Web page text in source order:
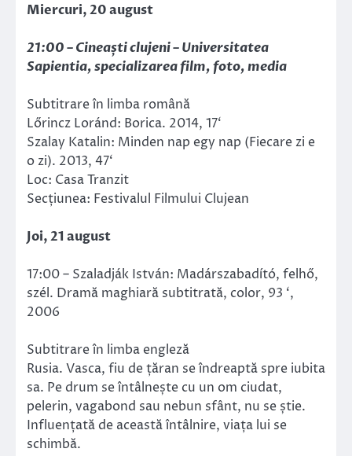
Miercuri, 20 august
21:00 – Cineaști clujeni – Universitatea
Sapientia, specializarea film, foto, media
Subtitrare în limba română
Lőrincz Loránd: Borica. 2014, 17‘
Szalay Katalin: Minden nap egy nap (Fiecare zi e
o zi). 2013, 47‘
Loc: Casa Tranzit
Secțiunea: Festivalul Filmului Clujean
Joi, 21 august
17:00 – Szaladják István: Madárszabadító, felhő,
szél. Dramă maghiară subtitrată, color, 93 ‘,
2006
Subtitrare în limba engleză
Rusia. Vasca, fiu de țăran se îndreaptă spre iubita
sa. Pe drum se întâlnește cu un om ciudat,
pelerin, vagabond sau nebun sfânt, nu se știe.
Influențată de această întâlnire, viața lui se
schimbă.